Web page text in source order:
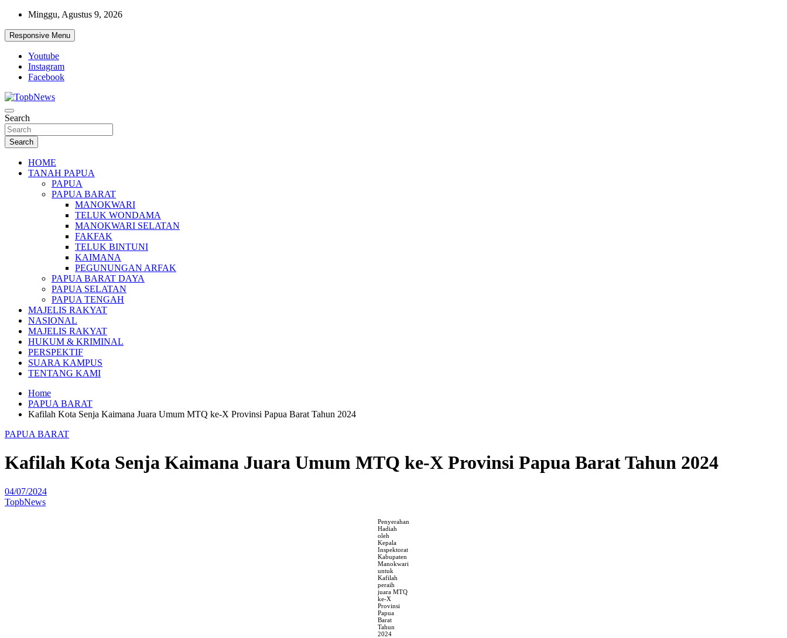
Skip
content
Minggu, Agustus 9, 2026
Responsive Menu
Youtube
Instagram
Facebook
Search
Search
HOME
TANAH PAPUA
PAPUA
PAPUA BARAT
MANOKWARI
TELUK WONDAMA
MANOKWARI SELATAN
FAKFAK
TELUK BINTUNI
KAIMANA
PEGUNUNGAN ARFAK
PAPUA BARAT DAYA
PAPUA SELATAN
PAPUA TENGAH
MAJELIS RAKYAT
NASIONAL
MAJELIS RAKYAT
HUKUM & KRIMINAL
PERSPEKTIF
SUARA KAMPUS
TENTANG KAMI
Home
PAPUA BARAT
Kafilah Kota Senja Kaimana Juara Umum MTQ ke-X Provinsi Papua Barat Tahun 2024
PAPUA BARAT
Kafilah Kota Senja Kaimana Juara Umum MTQ ke-X Provinsi Papua Barat Tahun 2024
04/07/2024
TopbNews
Penyerahan
Hadiah
oleh
Kepala
Inspektorat
Kabupaten
Manokwari
untuk
Kafilah
peraih
juara MTQ
ke-X
Provinsi
Papua
Barat
Tahun
2024